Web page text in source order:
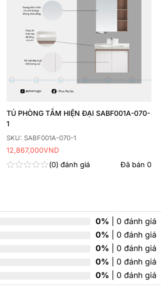
SKU: SABF001A-070-1
TỦ PHÒNG TẮM HIỆN ĐẠI SABF001A-070-
1
0 đánh giá Đã bán0
12,867,000VND
0% | 0 đánh giá
0% | 0 đánh giá
0% | 0 đánh giá
0% | 0 đánh giá
0% | 0 đánh giá